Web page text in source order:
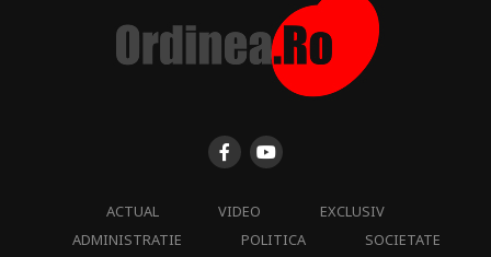
ACTUAL VIDEO
EXCLUSIV
ADMINISTRATIE
POLITICA
SOCIETATE